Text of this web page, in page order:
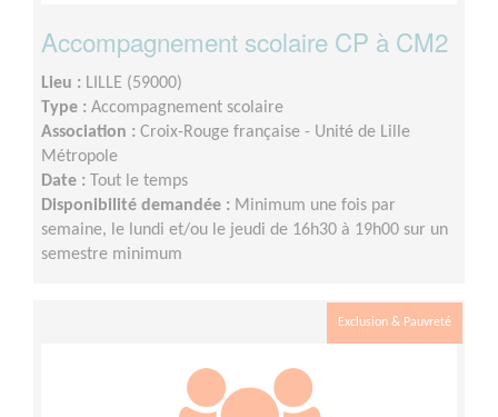
Accompagnement scolaire CP à CM2
Lieu : LILLE (59000)
Type : Accompagnement scolaire
Association : Croix-Rouge française - Unité de Lille
Métropole
Date : Tout le temps
Disponibilité demandée : Minimum une fois par
semaine, le lundi et/ou le jeudi de 16h30 à 19h00 sur un
semestre minimum
Exclusion & Pauvreté